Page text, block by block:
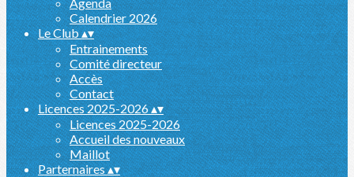
Calendrier 2026
Le Club▴▾
Entrainements
Comité directeur
Accès
Contact
Licences 2025-2026▴▾
Licences 2025-2026
Accueil des nouveaux
Maillot
Parternaires▴▾